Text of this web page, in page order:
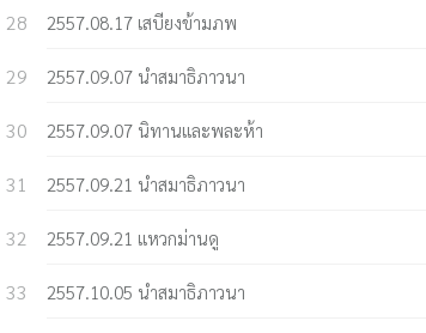
2557.08.17 เสบียงข้ามภพ
2557.09.07 นำสมาธิภาวนา
2557.09.07 นิทานและพละห้า
2557.09.21 นำสมาธิภาวนา
2557.09.21 แหวกม่านดู
2557.10.05 นำสมาธิภาวนา